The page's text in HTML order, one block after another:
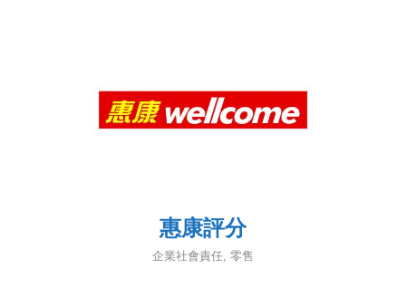
惠康評分
企業社會責任 零售